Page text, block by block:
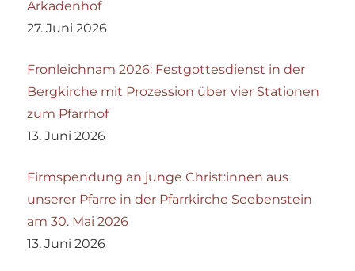
Arkadenhof
27. Juni 2026
Fronleichnam 2026: Festgottesdienst in der
Bergkirche mit Prozession über vier Stationen
zum Pfarrhof
13. Juni 2026
Firmspendung an junge Christ:innen aus
unserer Pfarre in der Pfarrkirche Seebenstein
am 30. Mai 2026
13. Juni 2026